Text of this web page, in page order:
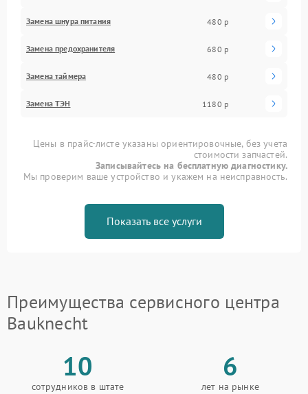
Замена шнура питания 480 р
Замена предохранителя 680 р
Замена таймера 480 р
Замена ТЭН 1180 р
Цены в прайс-листе указаны ориентировочные, без учета
стоимости запчастей.
Записывайтесь на бесплатную диагностику.
Мы проверим ваше устройство и укажем на неисправность.
Показать все услуги
Преимущества сервисного центра
Bauknecht
10
сотрудников в штате
6
лет на рынке